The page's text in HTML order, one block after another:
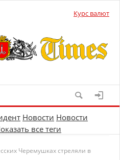
Курс валют
Новости Новости
все теги
Черемушках стреляли в